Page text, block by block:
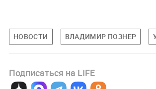
НОВОСТИ ВЛАДИМИР ПОЗНЕР
Подписаться на LIFE